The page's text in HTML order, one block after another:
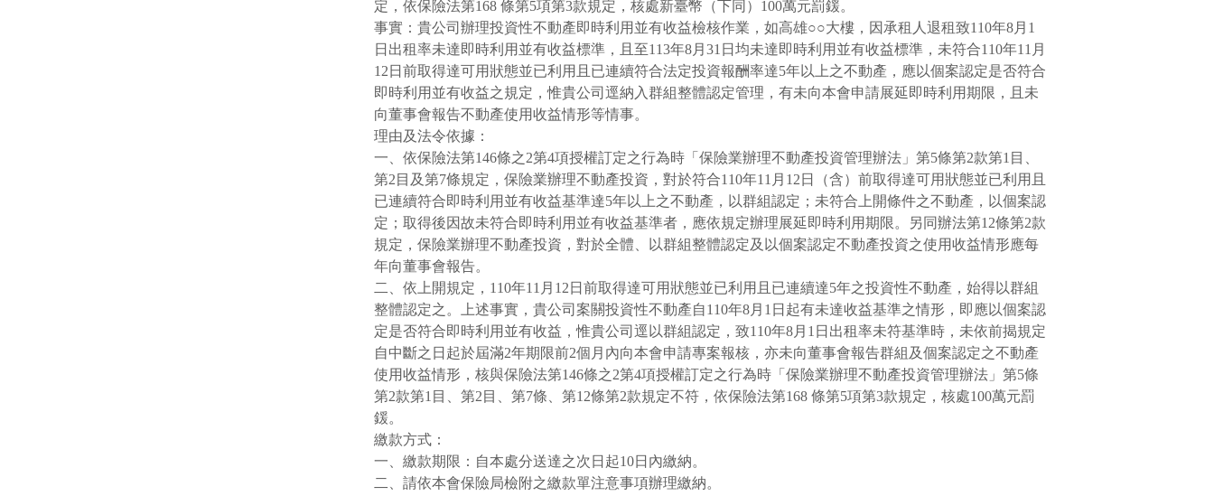
定，依保險法第168 條第5項第3款規定，核處新臺幣（下同） 100萬元罰鍰。
事實：貴公司辦理投資性不動產即時利用並有收益檢核作業，如高雄○○大樓，因承租人退租致110年8月 1
日出租率未達即時利用並有收益標準，且至113年8月 31 日均未達即時利用並有收益標準，未符合110年11 月
12 日前取得達可用狀態並已利用且已連續符合法定投資報酬率達5年以上之不動產，應以個案認定是否符合
即時利用並有收益之規定，惟貴公司逕納入群組整體認定管理，有未向本會申請展延即時利用期限，且未
向董事會報告不動產使用收益情形等情事。
理由及法令依據：
一、依保險法第146條之2第4項授權訂定之行為時「保險業辦理不動產投資管理辦法」第5條第2款第1 目、
第2 目及第7條規定，保險業辦理不動產投資，對於符合110年11 月 12 日（含）前取得達可用狀態並已利用且
已連續符合即時利用並有收益基準達5年以上之不動產，以群組認定；未符合上開條件之不動產，以個案認
定；取得後因故未符合即時利用並有收益基準者，應依規定辦理展延即時利用期限。另同辦法第12條第2款
規定，保險業辦理不動產投資，對於全體、以群組整體認定及以個案認定不動產投資之使用收益情形應每
年向董事會報告。
二、依上開規定， 110年11 月 12 日前取得達可用狀態並已利用且已連續達5年之投資性不動產，始得以群組
整體認定之。上述事實，貴公司案關投資性不動產自110年8月 1 日起有未達收益基準之情形，即應以個案認
定是否符合即時利用並有收益，惟貴公司逕以群組認定，致110年8月 1 日出租率未符基準時，未依前揭規定
自中斷之日起於屆滿2年期限前2個月內向本會申請專案報核，亦未向董事會報告群組及個案認定之不動產
使用收益情形，核與保險法第146條之2第4項授權訂定之行為時「保險業辦理不動產投資管理辦法」第5條
第2款第1 目、第2 目、第7條、第12條第2款規定不符，依保險法第168 條第5項第3款規定，核處100萬元罰
鍰。
繳款方式：
一、繳款期限：自本處分送達之次日起10日內繳納。
二、請依本會保險局檢附之繳款單注意事項辦理繳納。